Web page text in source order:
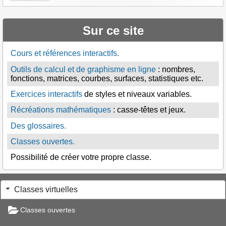
Sur ce site
Cours et références interactifs.
Outils de calcul et de graphisme en ligne: nombres,
fonctions, matrices, courbes, surfaces, statistiques etc.
Exercices interactifsde styles et niveaux variables.
Récréations mathématiques: casse-têtes et jeux.
Des glossaires.
Classes ouvertes.
Possibilité de créer votre propre classe.
Classes virtuelles
Classes ouvertes